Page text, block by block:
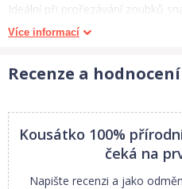
Ideální při prořezávání zoubků
bezpečnými barvami na rostlinné
recyklovaného materiálu
životní prostředí. Víme, že
respektovat celou naši planetu,
generace. Parametry: Výška cca
fair trade podmínkách.
Více informací
Recenze a hodnocení
Kousátko 100%
čeká na
Napište recenzi a jako